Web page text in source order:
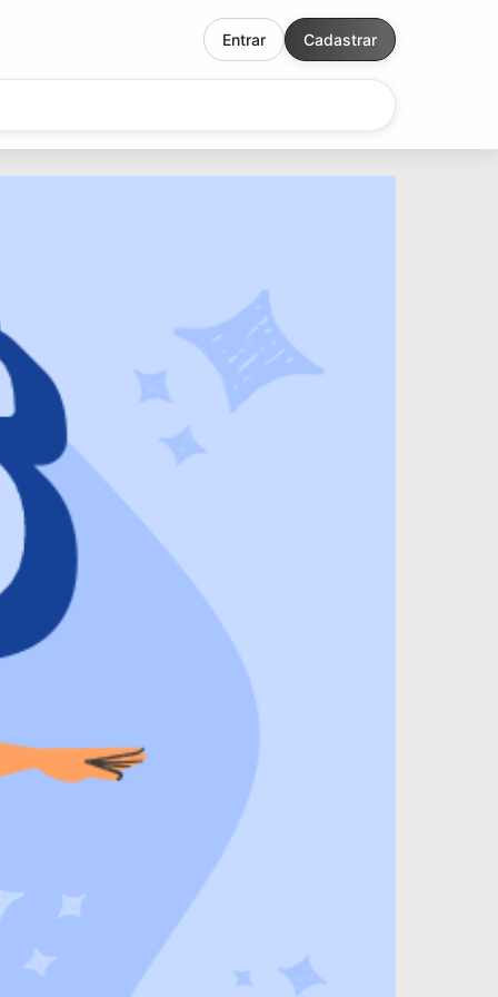
Entrar Cadastrar